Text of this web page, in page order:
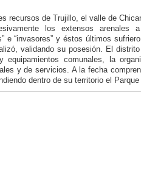
recursos de Trujillo, el valle de
los extensos
e “invasores” y éstos últimos
validando su posesión. El
equipamientos comunales, la
y de servicios. A la fecha
dentro de su territorio el